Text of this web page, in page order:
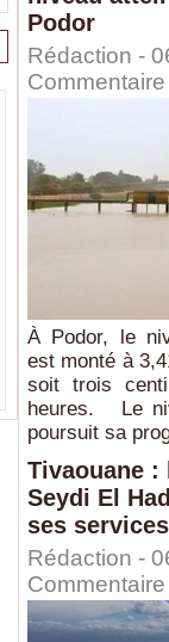
Podor
Rédaction -
Commentaire
À Podor, le
est monté à
soit trois
heures. Le
poursuit sa
Tivaouane :
Seydi El
ses
Rédaction -
Commentaire